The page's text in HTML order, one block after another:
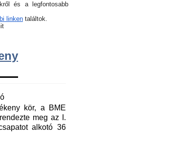
és a legfontosabb
linken találtok.
kör, a BME
meg az I.
alkotó 36